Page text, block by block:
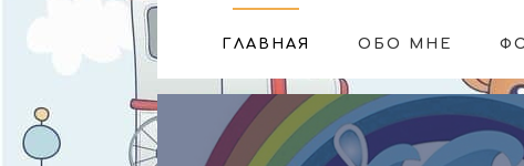
ГЛАВНАЯ ОБО МНЕ